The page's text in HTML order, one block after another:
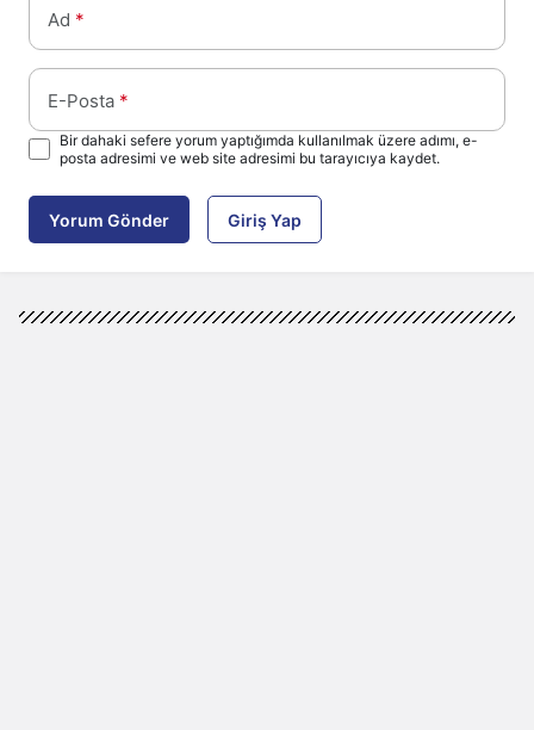
Ad *
E-Posta *
Bir dahaki sefere yorum yaptığımda kullanılmak üzere adımı, e-
posta adresimi ve web site adresimi bu tarayıcıya kaydet.
Yorum Gönder Giriş Yap